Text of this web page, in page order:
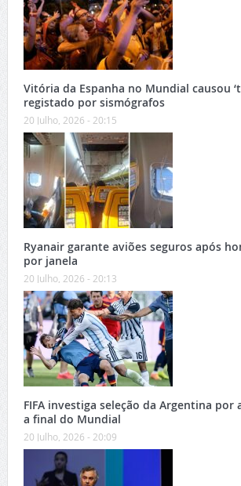
Vitória da Espanha no Mundial causou
registado por sismógrafos
20 Julho, 2026 - 20:15
Ryanair garante aviões seguros após
por janela
20 Julho, 2026 - 20:13
FIFA investiga seleção da Argentina por
a final do Mundial
20 Julho, 2026 - 20:09